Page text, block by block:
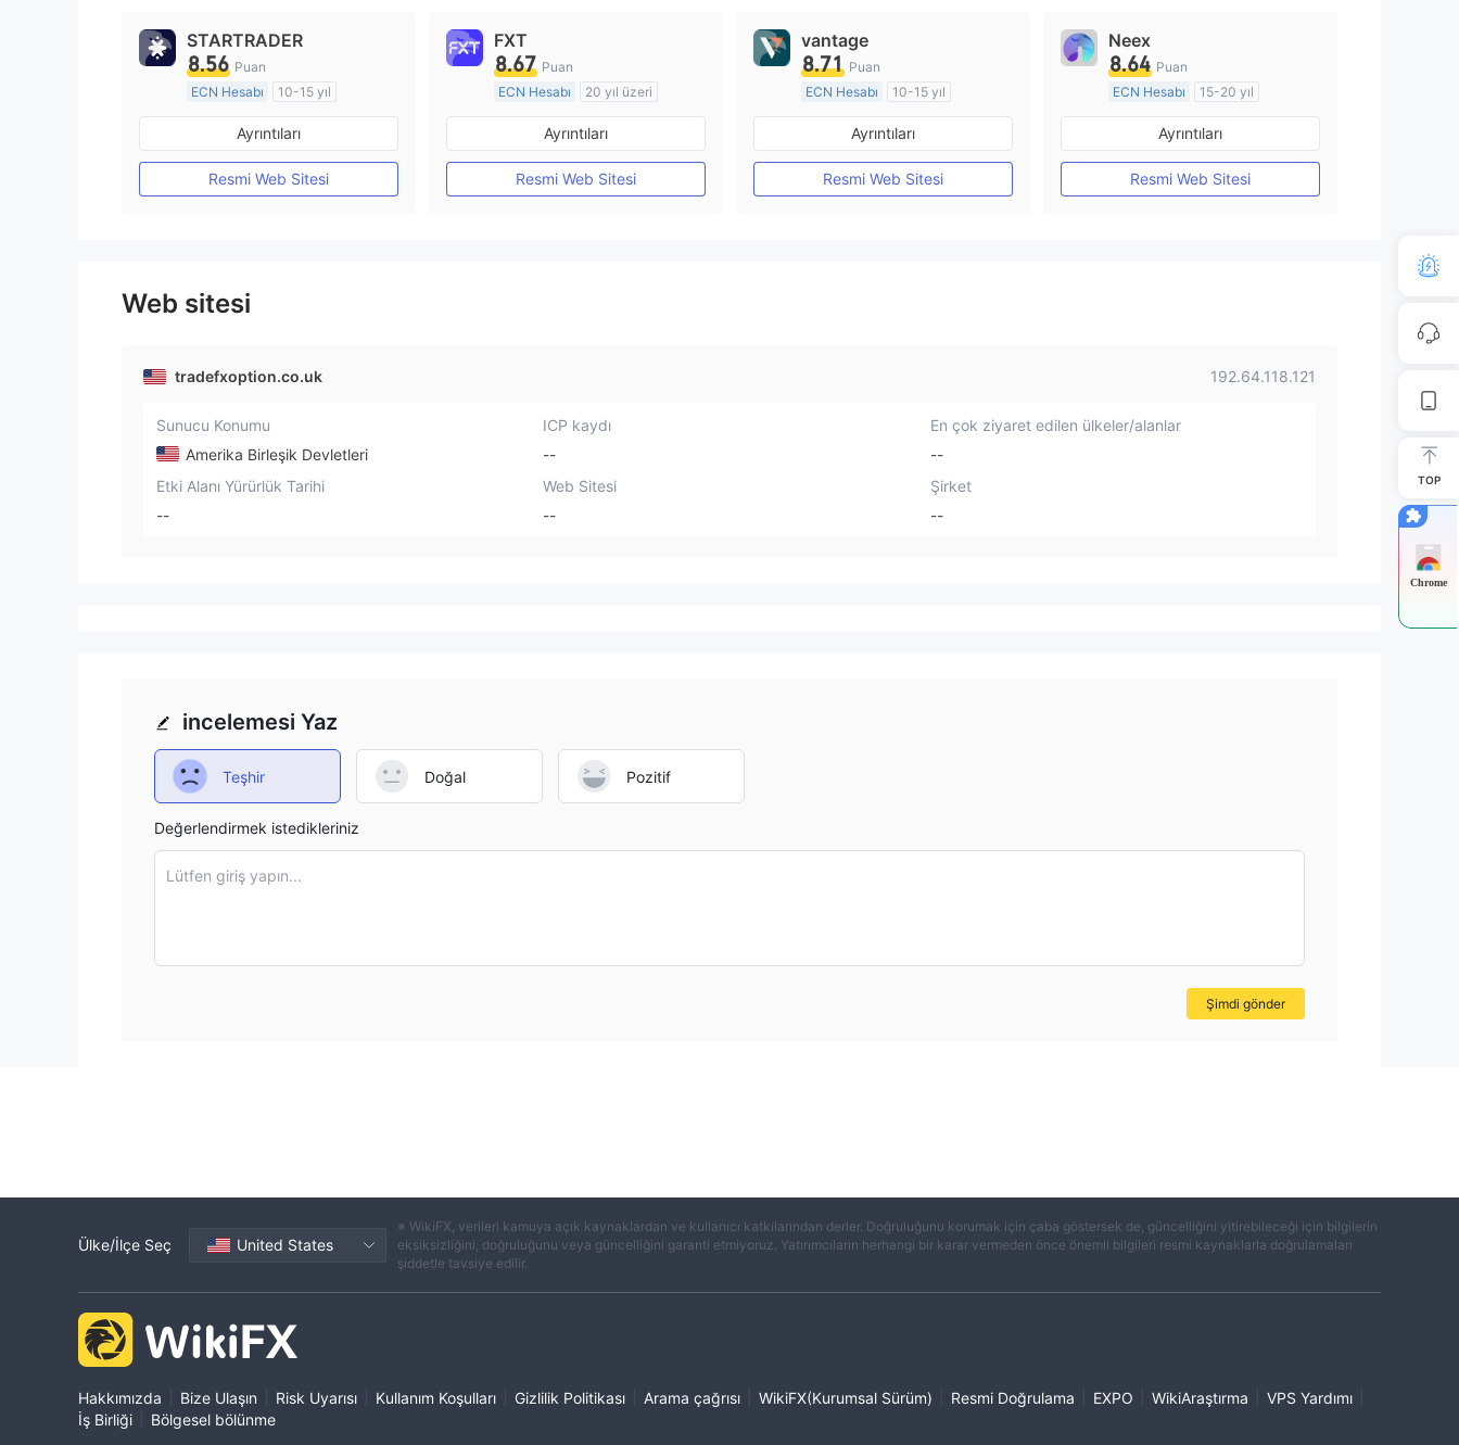
STARTRADER
8.56 Puan
ECN Hesabı
10-15 yıl
Düzenleyici Ülke/Bölge: Avustralya
Pazar Yapıcılık (MM)
MT4 Tam Lisans
Ayrıntıları
Resmi Web Sitesi
FXT
8.67 Puan
ECN Hesabı
20 yıl üzeri
Düzenleyici Ülke/Bölge: Avustralya
Pazar Yapıcılık (MM)
MT4 Tam Lisans
Ayrıntıları
Resmi Web Sitesi
vantage
8.71 Puan
ECN Hesabı
10-15 yıl
Düzenleyici Ülke/Bölge: Avustralya
Pazar Yapıcılık (MM)
MT4 Tam Lisans
Ayrıntıları
Resmi Web Sitesi
Neex
8.64 Puan
ECN Hesabı
15-20 yıl
Düzenleyici Ülke/Bölge: Avustralya
Pazar Yapıcılık (MM)
MT4 Tam Lisans
Ayrıntıları
Resmi Web Sitesi
Web sitesi
tradefxoption.co.uk 192.64.118.121
Sunucu Konumu
Amerika Birleşik Devletleri
ICP kaydı
--
En çok ziyaret edilen ülkeler/alanlar
--
Etki Alanı Yürürlük Tarihi
--
Web Sitesi
--
Şirket
--
incelemesi Yaz
Teşhir Doğal Pozitif
Değerlendirmek istedikleriniz
Lütfen giriş yapın...
Şimdi gönder
TOP
Chrome
Ülke/İlçe Seç United States
※ WikiFX, verileri kamuya açık kaynaklardan ve kullanıcı katkılarından derler. Doğruluğunu korumak için çaba göstersek de, güncelliğini yitirebileceği için bilgilerin
eksiksizliğini, doğruluğunu veya güncelliğini garanti etmiyoruz. Yatırımcıların herhangi bir karar vermeden önce önemli bilgileri resmi kaynaklarla doğrulamaları
şiddetle tavsiye edilir.
Hakkımızda Bize Ulaşın Risk Uyarısı Kullanım Koşulları Gizlilik Politikası Arama çağrısı WikiFX(Kurumsal Sürüm) Resmi Doğrulama EXPO WikiAraştırma VPS Yardımı
İş Birliği
Bölgesel bölünme